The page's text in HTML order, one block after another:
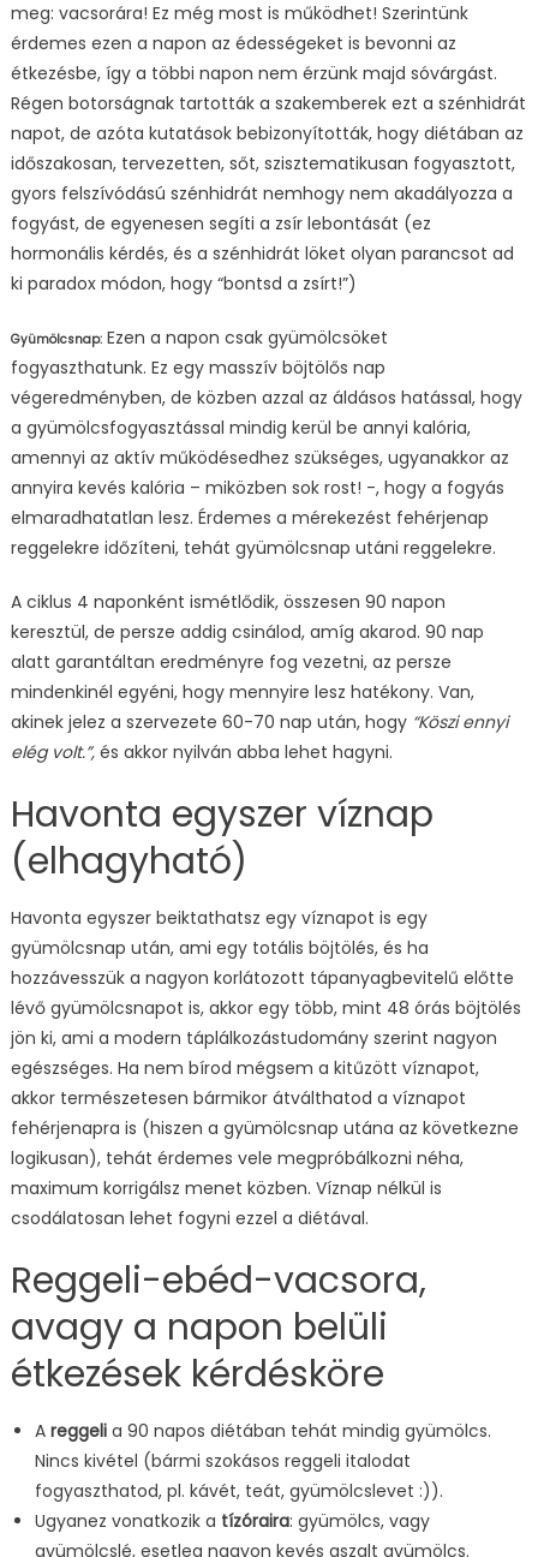
meg: vacsorára! Ez még most is működhet! Szerintünk
érdemes ezen a napon az édességeket is bevonni az
étkezésbe, így a többi napon nem érzünk majd sóvárgást.
Régen botorságnak tartották a szakemberek ezt a szénhidrát
napot, de azóta kutatások bebizonyították, hogy diétában az
időszakosan, tervezetten, sőt, szisztematikusan fogyasztott,
gyors felszívódású szénhidrát nemhogy nem akadályozza a
fogyást, de egyenesen segíti a zsír lebontását (ez
hormonális kérdés, és a szénhidrát löket olyan parancsot ad
ki paradox módon, hogy “bontsd a zsírt!”)
Gyümölcsnap:Ezen a napon csak gyümölcsöket
fogyaszthatunk. Ez egy masszív böjtölős nap
végeredményben, de közben azzal az áldásos hatással, hogy
a gyümölcsfogyasztással mindig kerül be annyi kalória,
amennyi az aktív működésedhez szükséges, ugyanakkor az
annyira kevés kalória – miközben sok rost! -, hogy a fogyás
elmaradhatatlan lesz. Érdemes a mérekezést fehérjenap
reggelekre időzíteni, tehát gyümölcsnap utáni reggelekre.
A ciklus 4 naponként ismétlődik, összesen 90 napon
keresztül, de persze addig csinálod, amíg akarod. 90 nap
alatt garantáltan eredményre fog vezetni, az persze
mindenkinél egyéni, hogy mennyire lesz hatékony. Van,
akinek jelez a szervezete 60-70 nap után, hogy “Köszi ennyi
elég volt.”,és akkor nyilván abba lehet hagyni.
Havonta egyszer víznap
(elhagyható)
Havonta egyszer beiktathatsz egy víznapot is egy
gyümölcsnap után, ami egy totális böjtölés, és ha
hozzávesszük a nagyon korlátozott tápanyagbevitelű előtte
lévő gyümölcsnapot is, akkor egy több, mint 48 órás böjtölés
jön ki, ami a modern táplálkozástudomány szerint nagyon
egészséges. Ha nem bírod mégsem a kitűzött víznapot,
akkor természetesen bármikor átválthatod a víznapot
fehérjenapra is (hiszen a gyümölcsnap utána az következne
logikusan), tehát érdemes vele megpróbálkozni néha,
maximum korrigálsz menet közben. Víznap nélkül is
csodálatosan lehet fogyni ezzel a diétával.
Reggeli-ebéd-vacsora,
avagy a napon belüli
étkezések kérdésköre
A reggelia 90 napos diétában tehát mindig gyümölcs.
Nincs kivétel (bármi szokásos reggeli italodat
fogyaszthatod, pl. kávét, teát, gyümölcslevet :)).
Ugyanez vonatkozik a tízóraira: gyümölcs, vagy
gyümölcslé, esetleg nagyon kevés aszalt gyümölcs.